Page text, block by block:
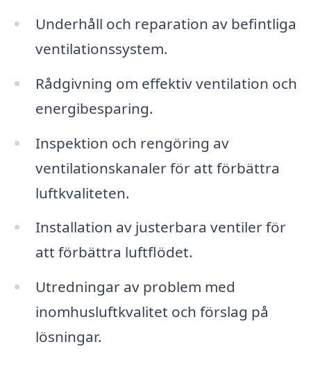
Underhåll och reparation av befintliga
ventilationssystem.
Rådgivning om effektiv ventilation och
energibesparing.
Inspektion och rengöring av
ventilationskanaler för att förbättra
luftkvaliteten.
Installation av justerbara ventiler för
att förbättra luftflödet.
Utredningar av problem med
inomhusluftkvalitet och förslag på
lösningar.